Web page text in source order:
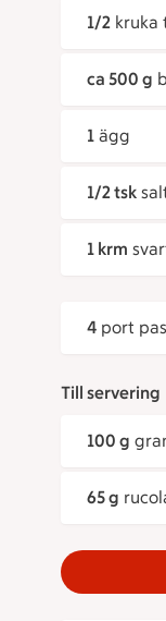
1/2 kruka
ca 500 g
1 ägg
1/2 tsk
1 krm
4 port
Till servering
100 g
65 g